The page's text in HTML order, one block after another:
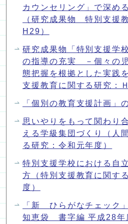
カウンセリング」で深め
（研究成果物 特別支援
H29）
研究成果物「特別支援学
の指導の充実 －個々の
態把握を根拠とした実践
支援教育に関する研究：
「個別の教育支援計画」
思いやりをもって関わり
える学級集団づくり（人
る研究：令和元年度）
特別支援学校における自
方（特別支援教育に関す
度）
「新 ひらがなチェック
知恵袋 書字編 平成28年